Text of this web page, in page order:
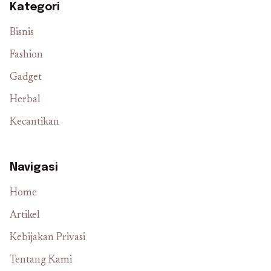
Kategori
Bisnis
Fashion
Gadget
Herbal
Kecantikan
Navigasi
Home
Artikel
Kebijakan Privasi
Tentang Kami